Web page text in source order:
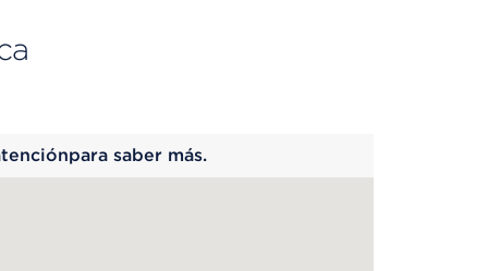
saber más.